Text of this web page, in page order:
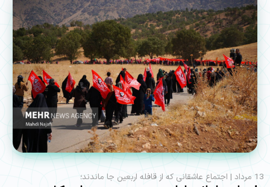
13 مرداد | اجتماع عاشقانی که از قافله اربعین جا ماندند؛